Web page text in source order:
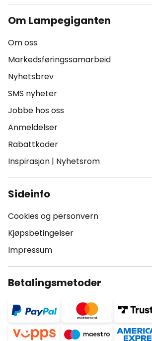
Om Lampegiganten
Om oss
Markedsføringssamarbeid
Nyhetsbrev
SMS nyheter
Jobbe hos oss
Anmeldelser
Rabattkoder
Inspirasjon | Nyhetsrom
Sideinfo
Cookies og personvern
Kjøpsbetingelser
Impressum
Betalingsmetoder